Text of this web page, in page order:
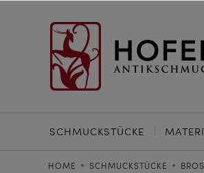
SCHMUCKSTÜCKE
HOME SCHMUCKSTÜCKE